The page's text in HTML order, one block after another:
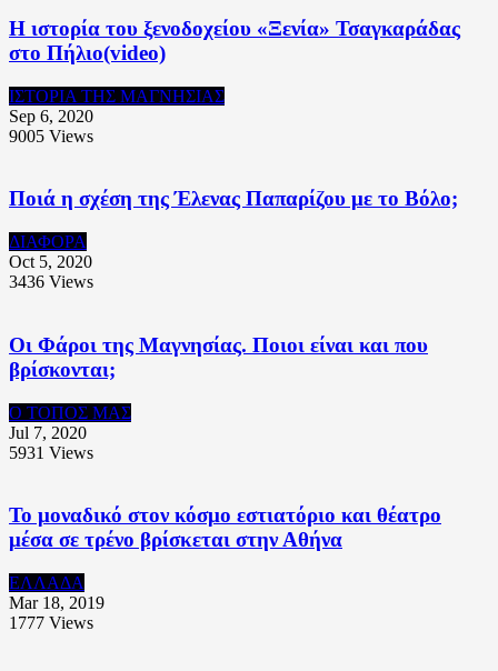
Η ιστορία του ξενοδοχείου «Ξενία» Τσαγκαράδας
στο Πήλιο(video)
ΙΣΤΟΡΙΑ ΤΗΣ ΜΑΓΝΗΣΙΑΣ
Sep 6, 2020
9005 Views
Ποιά η σχέση της Έλενας Παπαρίζου με το Βόλο;
ΔΙΑΦΟΡΑ
Oct 5, 2020
3436 Views
Οι Φάροι της Μαγνησίας. Ποιοι είναι και που
βρίσκονται;
Ο ΤΟΠΟΣ ΜΑΣ
Jul 7, 2020
5931 Views
Το μοναδικό στον κόσμο εστιατόριο και θέατρο
μέσα σε τρένο βρίσκεται στην Αθήνα
ΕΛΛΑΔΑ
Mar 18, 2019
1777 Views